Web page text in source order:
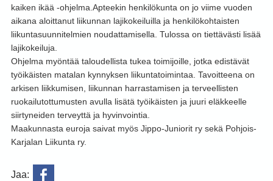
kaiken ikää -ohjelma.Apteekin henkilökunta on jo viime vuoden
aikana aloittanut liikunnan lajikokeiluilla ja henkilökohtaisten
liikuntasuunnitelmien noudattamisella. Tulossa on tiettävästi lisää
lajikokeiluja.
Ohjelma myöntää taloudellista tukea toimijoille, jotka edistävät
työikäisten matalan kynnyksen liikuntatoimintaa. Tavoitteena on
arkisen liikkumisen, liikunnan harrastamisen ja terveellisten
ruokailutottumusten avulla lisätä työikäisten ja juuri eläkkeelle
siirtyneiden terveyttä ja hyvinvointia.
Maakunnasta euroja saivat myös Jippo-Juniorit ry sekä Pohjois-
Karjalan Liikunta ry.
Jaa: